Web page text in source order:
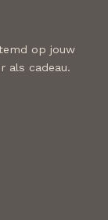
op jouw
als cadeau.